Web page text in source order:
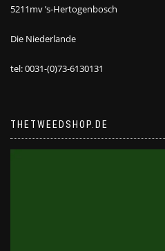
5211mv ’s-Hertogenbosch
Die Niederlande
tel: 0031-(0)73-6130131
THETWEEDSHOP.DE